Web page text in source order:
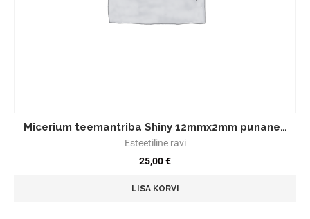
Micerium teemantriba Shiny 12mmx2mm punane…
Esteetiline ravi
25,00€
LISA KORVI